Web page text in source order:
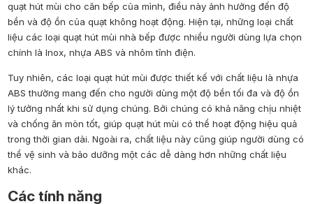
quạt hút mùi cho căn bếp của mình, điều này ảnh hưởng đến độ
bền và độ ồn của quạt không hoạt động. Hiện tại, những loại chất
liệu các loại quạt hút mùi nhà bếp được nhiều người dùng lựa chọn
chính là Inox, nhựa ABS và nhôm tĩnh điện.
Tuy nhiên, các loại quạt hút mùi được thiết kế với chất liệu là nhựa
ABS thường mang đến cho người dùng một độ bền tối đa và độ ồn
lý tưởng nhất khi sử dụng chúng. Bởi chúng có khả năng chịu nhiệt
và chống ăn mòn tốt, giúp quạt hút mùi có thể hoạt động hiệu quả
trong thời gian dài. Ngoài ra, chất liệu này cũng giúp người dùng có
thể vệ sinh và bảo dưỡng một các dễ dàng hơn những chất liệu
khác.
Các tính năng